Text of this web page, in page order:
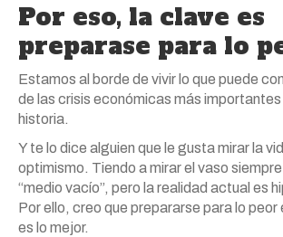
Por eso, la clave es
preparase para lo
Estamos al borde de vivir lo que puede
de las crisis económicas más
historia.
Y te lo dice alguien que le gusta mirar la
optimismo. Tiendo a mirar el vaso siempre
“medio vacío”, pero la realidad actual es
Por ello, creo que prepararse para lo
es lo mejor.